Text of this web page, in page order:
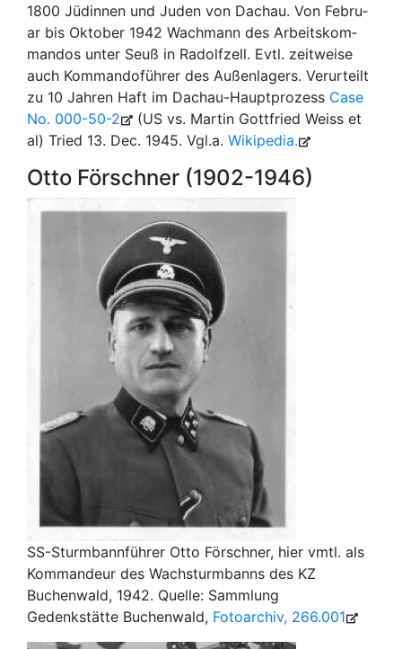
1800 Jü­din­nen und Juden von Dachau. Von Fe­bru­
ar bis Ok­to­ber 1942 Wach­mann des Ar­beits­kom­
man­dos unter Seuß in Ra­dolf­zell. Evtl. zeit­wei­se
auch Kom­man­dofüh­rer des Au­ßen­la­gers. Ver­ur­teilt
zu 10 Jah­ren Haft im Dachau-​Haupt­pro­zess Case
No. 000-50-2
(US vs. Martin Gottfried Weiss et
al) Tried 13. Dec. 1945. Vgl.a. Wi­ki­pe­dia.
Otto Förschner (1902-1946)
SS-Sturmbannführer Otto Förschner, hier vmtl. als
Kommandeur des Wachsturmbanns des KZ
Buchenwald, 1942. Quelle: Sammlung
Gedenkstätte Buchenwald, Fotoarchiv, 266.001